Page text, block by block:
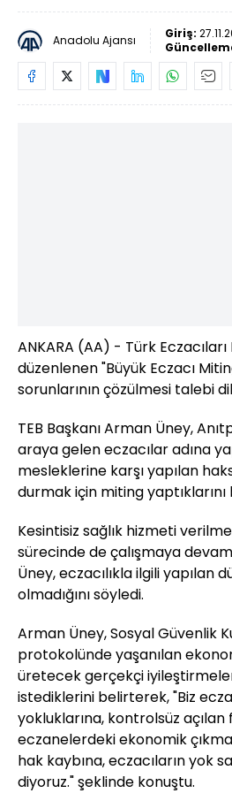
Anadolu Ajansı Giriş:
ANKARA (AA) - Türk
düzenlenen "Büyük Eczacı
sorunlarının çözülmesi talebi
TEB Başkanı Arman Üney,
araya gelen eczacılar adına
mesleklerine karşı yapılan
durmak için miting
Kesintisiz sağlık hizmeti
sürecinde de çalışmaya
Üney, eczacılıkla ilgili yapılan
olmadığını söyledi.
Arman Üney, Sosyal Güvenlik
protokolünde yaşanılan
üretecek gerçekçi iyileştirmeler
istediklerini belirterek, "Biz
yokluklarına, kontrolsüz
eczanelerdeki ekonomik
hak kaybına, eczacıların yok
diyoruz." şeklinde konuştu.